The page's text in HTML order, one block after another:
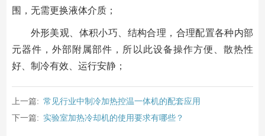
围，无需更换液体介质；
外形美观、体积小巧、结构合理，合理配置各种内部
元器件，外部附属部件，所以此设备操作方便、散热性
好、制冷有效、运行安静；
上一篇: 常见行业中制冷加热控温一体机的配套应用
下一篇: 实验室加热冷却机的使用要求有哪些？